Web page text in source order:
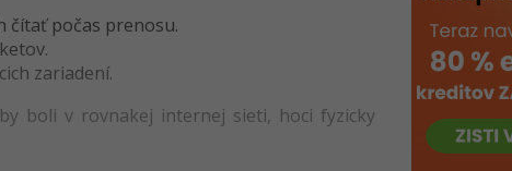
čítať počas prenosu.
zariadení.
boli v rovnakej internej sieti, hoci fyzicky